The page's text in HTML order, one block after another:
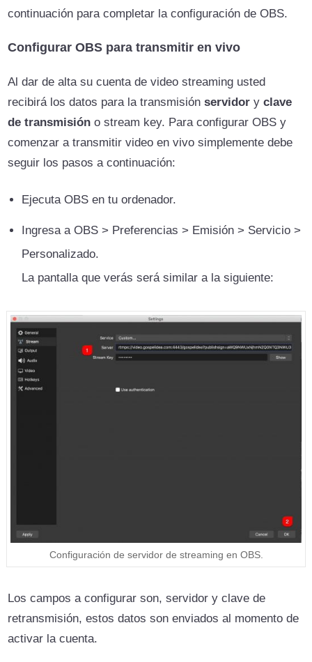
continuación para completar la configuración de OBS.
Configurar OBS para transmitir en vivo
Al dar de alta su cuenta de video streaming usted
recibirá los datos para la transmisión servidor y clave
de transmisión o stream key. Para configurar OBS y
comenzar a transmitir video en vivo simplemente debe
seguir los pasos a continuación:
Ejecuta OBS en tu ordenador.
Ingresa a OBS > Preferencias > Emisión > Servicio >
Personalizado.
La pantalla que verás será similar a la siguiente:
Configuración de servidor de streaming en OBS.
Los campos a configurar son, servidor y clave de
retransmisión, estos datos son enviados al momento de
activar la cuenta.